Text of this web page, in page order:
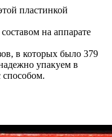
пластинкой
на аппарате
в которых было 379
упакуем в
способом.